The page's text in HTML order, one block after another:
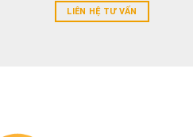
LIÊN HỆ TƯ VẤN